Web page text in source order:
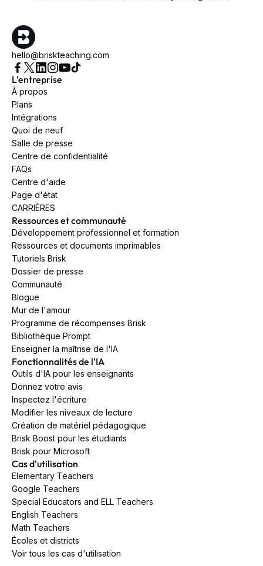
hello@briskteaching.com
L'entreprise
À propos
Plans
Intégrations
Quoi de neuf
Salle de presse
Centre de confidentialité
FAQs
Centre d'aide
Page d'état
CARRIÈRES
Ressources et communauté
Développement professionnel et formation
Ressources et documents imprimables
Tutoriels Brisk
Dossier de presse
Communauté
Blogue
Mur de l'amour
Programme de récompenses Brisk
Bibliothèque Prompt
Enseigner la maîtrise de l'IA
Fonctionnalités de l'IA
Outils d'IA pour les enseignants
Donnez votre avis
Inspectez l'écriture
Modifier les niveaux de lecture
Création de matériel pédagogique
Brisk Boost pour les étudiants
Brisk pour Microsoft
Cas d'utilisation
Elementary Teachers
Google Teachers
Special Educators and ELL Teachers
English Teachers
Math Teachers
Écoles et districts
Voir tous les cas d'utilisation